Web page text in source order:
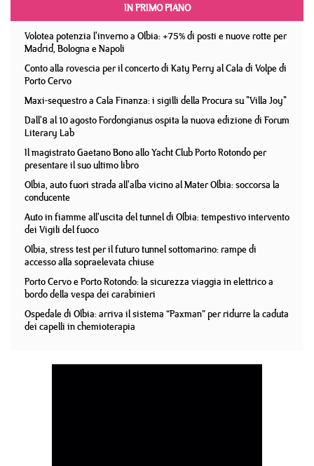
IN PRIMO PIANO
Volotea potenzia l'inverno a Olbia: +75% di posti e nuove rotte per
Madrid, Bologna e Napoli
Conto alla rovescia per il concerto di Katy Perry al Cala di Volpe di
Porto Cervo
Maxi-sequestro a Cala Finanza: i sigilli della Procura su "Villa Joy"
Dall'8 al 10 agosto Fordongianus ospita la nuova edizione di Forum
Literary Lab
Il magistrato Gaetano Bono allo Yacht Club Porto Rotondo per
presentare il suo ultimo libro
Olbia, auto fuori strada all'alba vicino al Mater Olbia: soccorsa la
conducente
Auto in fiamme all'uscita del tunnel di Olbia: tempestivo intervento
dei Vigili del fuoco
Olbia, stress test per il futuro tunnel sottomarino: rampe di
accesso alla sopraelevata chiuse
Porto Cervo e Porto Rotondo: la sicurezza viaggia in elettrico a
bordo della vespa dei carabinieri
Ospedale di Olbia: arriva il sistema “Paxman” per ridurre la caduta
dei capelli in chemioterapia